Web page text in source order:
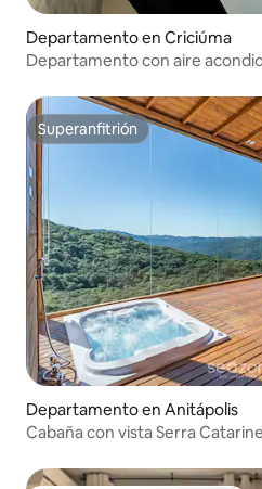
Departamento en Criciúma
Departamento con aire
Superanfitrión
Superanfitrión
Departamento en Anitápolis
Cabaña con vista Serra